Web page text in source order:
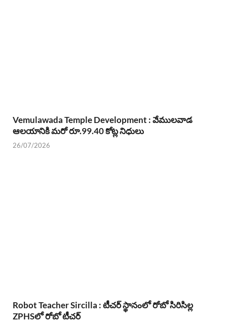
Vemulawada Temple Development : వేములవాడ
ఆలయానికి మరో రూ.99.40 కోట్ల నిధులు
26/07/2026
Robot Teacher Sircilla : టీచర్ స్థానంలో రోబో సిరిసిల్ల
ZPHSలో రోబో టీచర్